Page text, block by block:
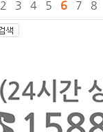
2 3 4 5 6 7 8